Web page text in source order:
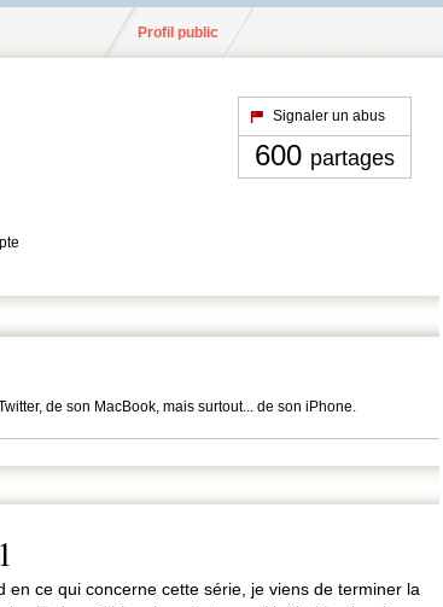
Profil public
Signaler un abus
600 partages
de son MacBook, mais surtout... de son iPhone.
en ce qui concerne cette série, je viens de terminer la